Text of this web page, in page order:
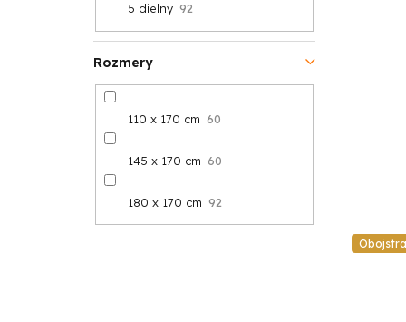
Rozmery
110 x 170 cm 60
145 x 170 cm 60
180 x 170 cm 92
5 dielny 92